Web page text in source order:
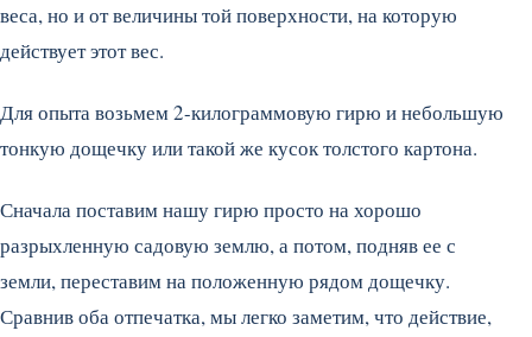
веса, но и от величины той поверхности, на которую
действует этот вес.
Для опыта возьмем 2-килограммовую гирю и небольшую
тонкую дощечку или такой же кусок толстого картона.
Сначала поставим нашу гирю просто на хорошо
разрыхленную садовую землю, а потом, подняв ее с
земли, переставим на положенную рядом дощечку.
Сравнив оба отпечатка, мы легко заметим, что действие,